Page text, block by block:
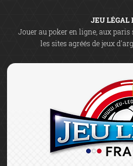
JEU LÉGAL
Jouer au poker en ligne, aux
les sites agréés de jeux